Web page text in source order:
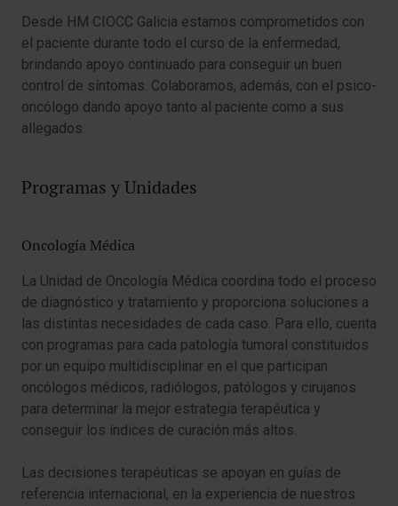
Desde HM CIOCC Galicia estamos comprometidos con
el paciente durante todo el curso de la enfermedad,
brindando apoyo continuado para conseguir un buen
control de síntomas. Colaboramos, además, con el psico-
oncólogo dando apoyo tanto al paciente como a sus
allegados.
Programas y Unidades
Oncología Médica
La Unidad de Oncología Médica coordina todo el proceso
de diagnóstico y tratamiento y proporciona soluciones a
las distintas necesidades de cada caso. Para ello, cuenta
con programas para cada patología tumoral constituidos
por un equipo multidisciplinar en el que participan
oncólogos médicos, radiólogos, patólogos y cirujanos
para determinar la mejor estrategia terapéutica y
conseguir los índices de curación más altos.
Las decisiones terapéuticas se apoyan en guías de
referencia internacional, en la experiencia de nuestros